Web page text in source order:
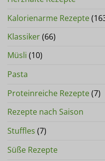
Kalorienarme Rezepte
Klassiker(66)
Müsli (10)
Pasta
Proteinreiche Rezepte(7)
Rezepte nach Saison
Stuffles (7)
Süße Rezepte